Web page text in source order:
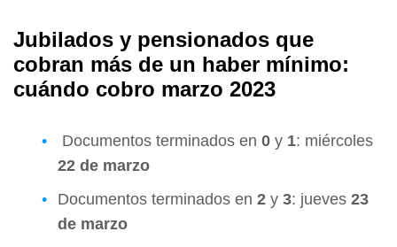
Jubilados y pensionados que
cobran más de un haber mínimo:
cuándo cobro marzo 2023
Documentos terminados en 0 y 1: miércoles
22 de marzo
Documentos terminados en 2 y 3: jueves 23
de marzo